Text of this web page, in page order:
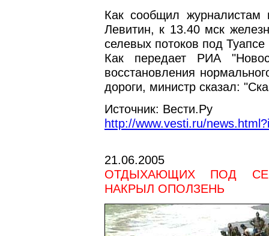
Как сообщил журналистам
Левитин, к 13.40 мск
селевых потоков под
Как передает РИА
восстановления
дороги, министр сказал:
Источник: Вести.Ру
http://www.vesti.ru/
21.06.2005
ОТДЫХАЮЩИХ ПОД
НАКРЫЛ ОПОЛЗЕНЬ